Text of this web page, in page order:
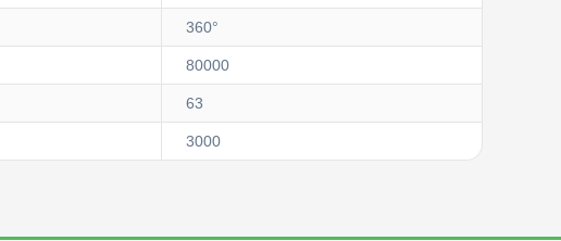
360°
80000
63
3000